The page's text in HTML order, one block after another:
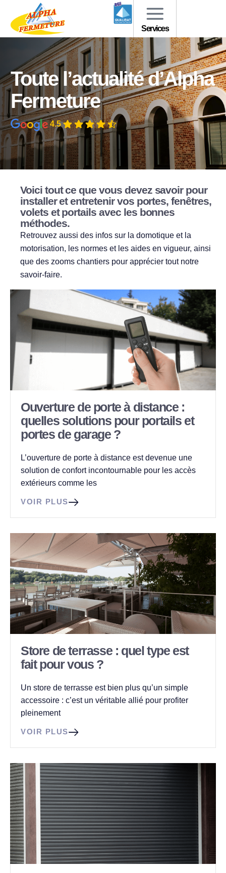
Services
Toute l’actualité d’Alpha
Fermeture
4.5
Voici tout ce que vous devez savoir pour
installer et entretenir vos portes, fenêtres,
volets et portails avec les bonnes
méthodes.
Retrouvez aussi des infos sur la domotique et la
motorisation, les normes et les aides en vigueur, ainsi
que des zooms chantiers pour apprécier tout notre
savoir‑faire.
Ouverture de porte à distance :
quelles solutions pour portails et
portes de garage ?
L’ouverture de porte à distance est devenue une
solution de confort incontournable pour les accès
extérieurs comme les
VOIR PLUS
Store de terrasse : quel type est
fait pour vous ?
Un store de terrasse est bien plus qu’un simple
accessoire : c’est un véritable allié pour profiter
pleinement
VOIR PLUS